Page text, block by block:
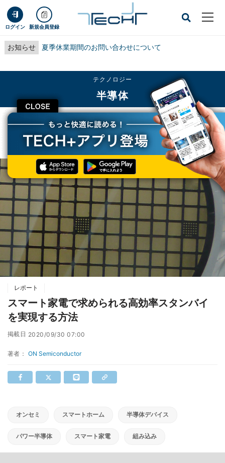
ログイン 新規会員登録
お知らせ 夏季休業期間のお問い合わせについて
CLOSE
テクノロジー
半導体
TECH+ テクノロジー
半導体
スマート家電で求められる高効率スタンバイを実現する方法
レポート
スマート家電で求められる高効率スタンバイ
を実現する方法
掲載日 2020/09/30 07:00
著者： ON Semiconductor
オンセミ スマートホーム 半導体デバイス
パワー半導体 スマート家電 組み込み